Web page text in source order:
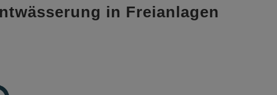
in Freianlagen